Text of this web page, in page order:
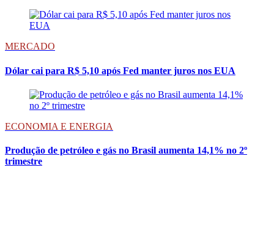
MERCADO
Dólar cai para R$ 5,10 após Fed manter juros nos EUA
ECONOMIA E ENERGIA
Produção de petróleo e gás no Brasil aumenta 14,1% no 2º
trimestre